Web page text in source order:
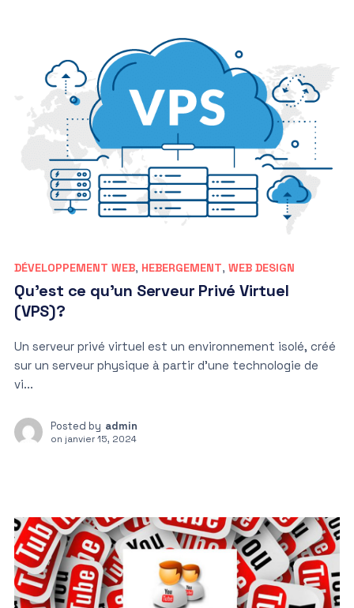
DÉVELOPPEMENT WEB, HEBERGEMENT, WEB DESIGN
Qu’est ce qu’un Serveur Privé Virtuel
(VPS)?
Un serveur privé virtuel est un environnement isolé, créé
sur un serveur physique à partir d’une technologie de
vi...
Posted by admin
on janvier 15, 2024